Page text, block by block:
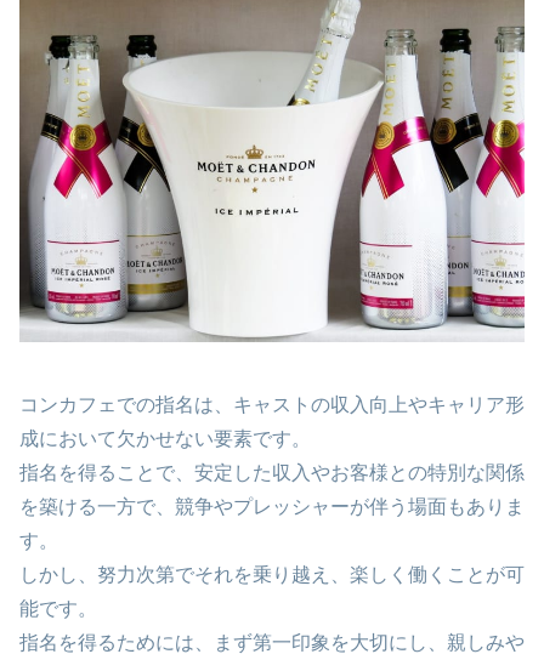
コンカフェでの指名は、キャストの収入向上やキャリア形
成において欠かせない要素です。
指名を得ることで、安定した収入やお客様との特別な関係
を築ける一方で、競争やプレッシャーが伴う場面もありま
す。
しかし、努力次第でそれを乗り越え、楽しく働くことが可
能です。
指名を得るためには、まず第一印象を大切にし、親しみや